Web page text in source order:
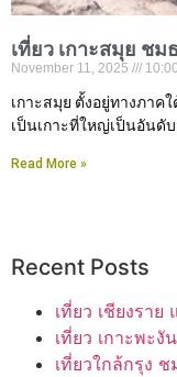
เที่ยว เกาะสมุย ช
November 11, 2025
เกาะสมุย ตั้งอยู่ทางภาค
เป็นเกาะที่ใหญ่เป็นอันดับ
Read More »
Recent Posts
เที่ยว เชียงรา
เที่ยว เกาะพะ
เที่ยวใกล้กรุง